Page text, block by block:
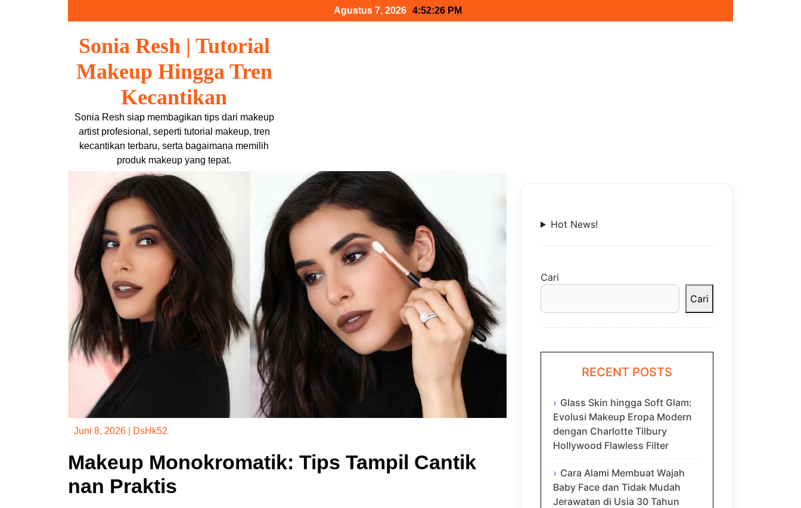
Agustus 7, 2026 4:52:27 PM
Sonia Resh | Tutorial
Makeup Hingga Tren
Kecantikan
Sonia Resh siap membagikan tips dari makeup
artist profesional, seperti tutorial makeup, tren
kecantikan terbaru, serta bagaimana memilih
produk makeup yang tepat.
Juni 8, 2026 DsHk52
Makeup Monokromatik: Tips Tampil Cantik
nan Praktis
Hot News!
Cari
Cari
RECENT POSTS
Glass Skin hingga Soft Glam:
Evolusi Makeup Eropa Modern
dengan Charlotte Tilbury
Hollywood Flawless Filter
Cara Alami Membuat Wajah
Baby Face dan Tidak Mudah
Jerawatan di Usia 30 Tahun